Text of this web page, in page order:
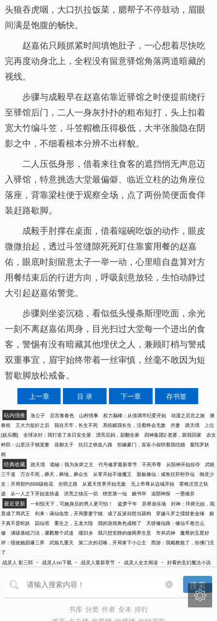
头狼吞虎咽，大口扒拉饭菜，腮帮子不停鼓动，眉眼
间满是饱腹的畅快。
赵嘉佑只顾抓紧时间填饱肚子，一心想着尽快吃
完再度动身北上，全程没有留意驿馆角落两道暗藏的
视线。
步骤与成毅早在赵嘉佑靠近驿馆之时便提前绕行
至驿馆后门，二人一身灰扑扑的粗布短打，头上扣着
宽大竹编斗笠，斗笠帽檐压得极低，大半张脸隐在阴
影之中，不细看根本分辨不出样貌。
二人压低身形，借着来往食客的遮挡悄无声息迈
入驿馆，特意挑选大堂最偏僻、临近立柱的边角座位
落座，背靠梁柱便于观察全场，点了两份简便面食佯
装赶路歇脚。
成毅手肘撑在桌面，借着端碗吃饭的动作，眼皮
微微抬起，透过斗笠缝隙死死盯住靠窗用餐的赵嘉
佑，眼底时刻留意太子一举一动，心里暗自盘算对方
用餐结束后的行进方向，呼吸刻意放轻，生怕动静过
大引起赵嘉佑警觉。
步骤则坐姿沉稳，看似低头慢条斯理吃面，余光
一刻不离赵嘉佑周身，目光扫过大堂每一个进出的食
客，警惕有没有暗藏其他埋伏之人，兼顾盯梢与警戒
双重事宜，眉宇始终带着一丝审慎，丝毫不敢因为短
暂歇脚放松戒备。
上一章 目 录 下一章 存书签
站内强推 洛公子 后宫春春色 山村情事 权力巅峰：从借调市纪委开始 动漫之后宫之旅
缠
春枝
王大力捉奸之后 我在天牢，长生不死 系统赋我长生，活着终会无敌 共妻 踏天境
上位
[娱乐圈]
全球冰封：我打造了末日安全屋 漂亮后妈，甜翻全家 四神集团2·老婆，跟我回家
农女
种田：山里汉子独宠妻
花都太子 抗日之铁血八路 拒嫁豪门，首富小叔哄着我结婚
曼陀罗妖
精
经典收藏 踏天境 诡秘：我为灰烬之主 代号修罗最新章节 不死帝尊 从阳神开始掠夺
武映
三千道
万古不死，葬天，葬地，葬众生 从零开始不做魔王 面板修仙：咸鱼狂肝秒升仙
御灵少
女：开局契约SSS级校花
光明之路 从遮天世界开始无敌 无上帝尊从边城开始
霍格沃茨之轨
迹
从一人之下开始送快递 洪荒之镇压一切 绝世第一仙 婉书华 追阴神探 一墨难弃
最近更新 一剑惊天下，可她身后的男人更可怕！ 盗梦千年 异界游乐场
封神：拜师元始，我
竟成了周武王
剑来：谪仙临世，开局娶妻宁姚 成了反派却想当舔狗 穿越斗罗之擂鼓瓮金锤
娘
子真不是蛇妖
囚仙塔 重生之，玉龙大陆 我的游戏角色成精了
天骄修仙路：修仙不卷怎么
修
满级基础刀法，屠戮整个武道 缓归乡 我只想安静的做两界生意 市井武神
魔尊的五星好
评：绩效她甜爆三界
武炼九重天 第二次的召唤，开局拿下小公主
西游：我截教散了，你佛门没
了
战灵人 影三郎 - 战灵人txt下载 - 战灵人最新章节 - 战灵人全文阅读 - 好看的玄幻魔法小说
搜索
书库 分类 作者 全本 排行
